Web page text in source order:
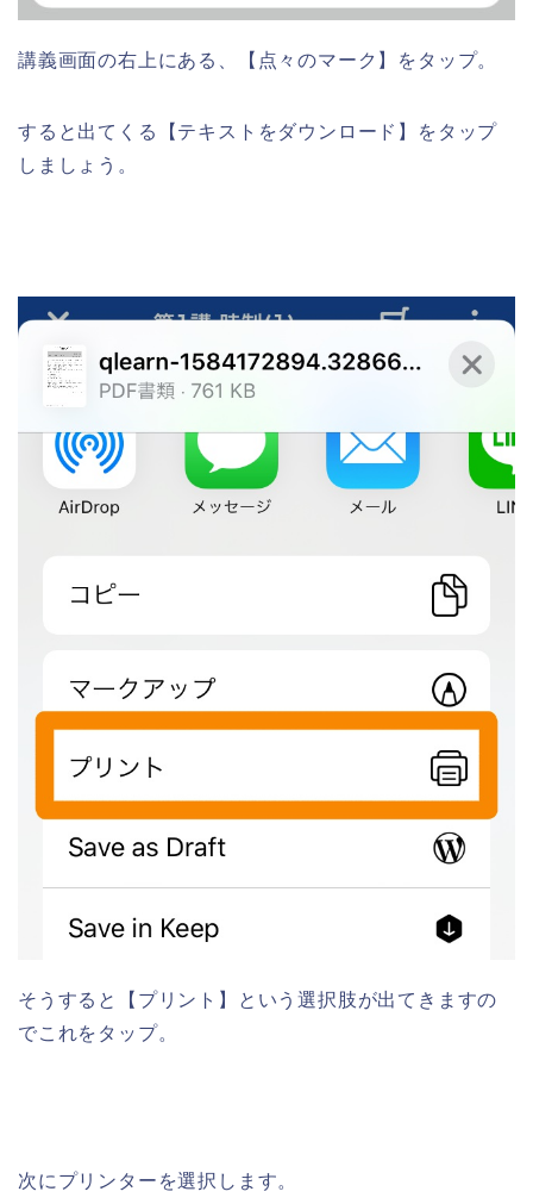
講義画面の右上にある、【点々のマーク】をタップ。
すると出てくる【テキストをダウンロード】をタップ
しましょう。
そうすると【プリント】という選択肢が出てきますの
でこれをタップ。
次にプリンターを選択します。